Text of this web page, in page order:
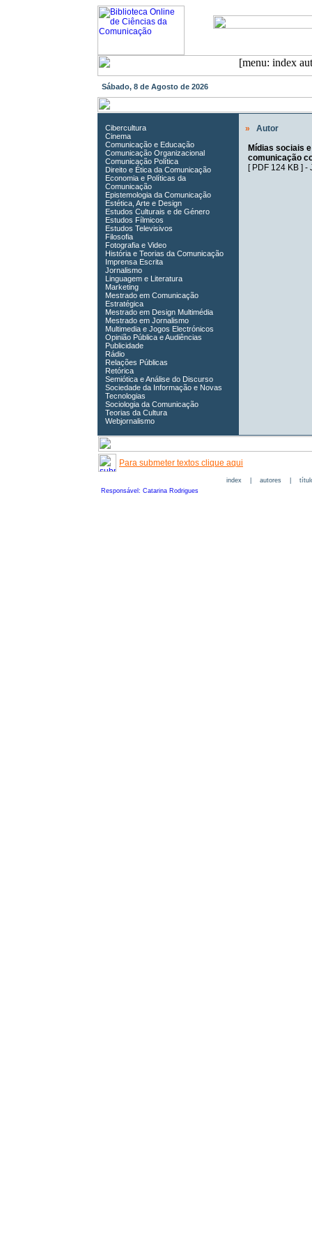
Sábado, 8 de Agosto de 2026
Cibercultura
Cinema
Comunicação e Educação
Comunicação Organizacional
Comunicação Política
Direito e Ética da Comunicação
Economia e Políticas da
Comunicação
Epistemologia da Comunicação
Estética, Arte e Design
Estudos Culturais e de Género
Estudos Fílmicos
Estudos Televisivos
Filosofia
Fotografia e Video
História e Teorias da Comunicação
Imprensa Escrita
Jornalismo
Linguagem e Literatura
Marketing
Mestrado em Comunicação
Estratégica
Mestrado em Design Multimédia
Mestrado em Jornalismo
Multimedia e Jogos Electrónicos
Opinião Pública e Audiências
Publicidade
Rádio
Relações Públicas
Retórica
Semiótica e Análise do Discurso
Sociedade da Informação e Novas
Tecnologias
Sociologia da Comunicação
Teorias da Cultura
Webjornalismo
»
Autor
Mídias sociais
comunicação
[ PDF 124 KB] -
Para submeter textos clique aqui
index| autores|